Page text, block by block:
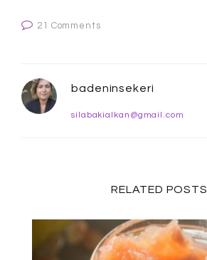
21 Comments
badeninsekeri
silabakialkan@gmail.com
RELATED POSTS